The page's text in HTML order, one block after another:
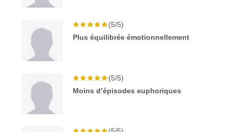
(5/5)
Plus équilibrée émotionnellement
(5/5)
Moins d’épisodes euphoriques